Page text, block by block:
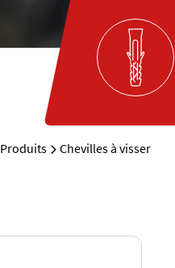
Produits Chevilles à visser